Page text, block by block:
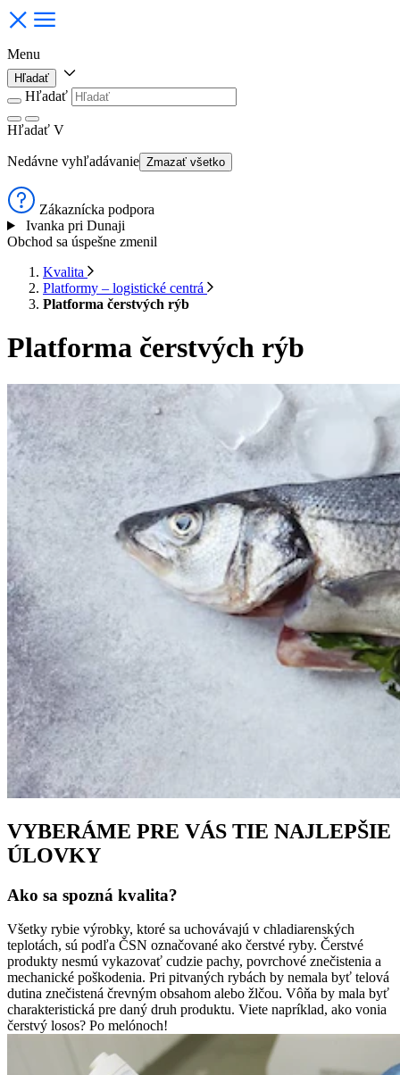
Menu
Hľadať
Hľadať
Hľadať V
Nedávne vyhľadávanie Zmazať všetko
Zákaznícka podpora
Ivanka pri Dunaji
Obchod sa úspešne zmenil
Kvalita
Platformy – logistické centrá
Platforma čerstvých rýb
Platforma čerstvých rýb
VYBERÁME PRE VÁS TIE NAJLEPŠIE
ÚLOVKY
Ako sa spozná kvalita?
Všetky rybie výrobky, ktoré sa uchovávajú v chladiarenských
teplotách, sú podľa ČSN označované ako čerstvé ryby. Čerstvé
produkty nesmú vykazovať cudzie pachy, povrchové znečistenia a
mechanické poškodenia. Pri pitvaných rybách by nemala byť telová
dutina znečistená črevným obsahom alebo žlčou. Vôňa by mala byť
charakteristická pre daný druh produktu. Viete napríklad, ako vonia
čerstvý losos? Po melónoch!